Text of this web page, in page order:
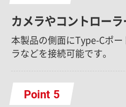
カメラやコントローラ
本製品の側面にType-Cポ
ラなどを接続可能です。
Point